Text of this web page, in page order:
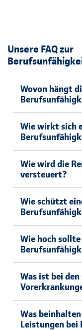
Unsere FAQ zur
Wovon hängt
Wie wirkt sich
Wie wird die
versteuert?
Wie schützt
Wie hoch
Was ist bei
Was
Leistungen bei